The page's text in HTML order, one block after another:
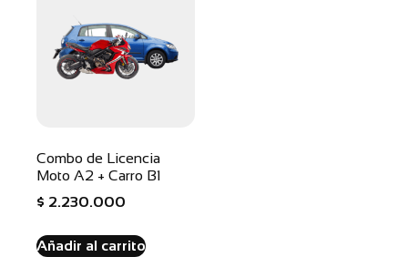
Combo de Licencia
Moto A2 + Carro B1
$ 2.230.000
Añadir al carrito